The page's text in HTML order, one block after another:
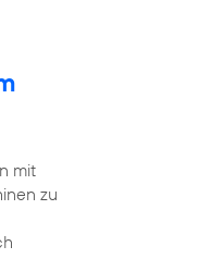
mit
zu